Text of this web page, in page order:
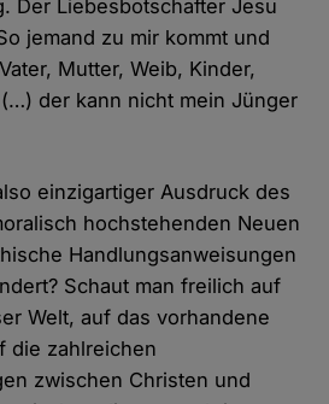
Der Liebesbotschafter Jesu
jemand zu mir kommt und
Mutter, Weib, Kinder,
der kann nicht mein Jünger
einzigartiger Ausdruck des
hochstehenden Neuen
Handlungsanweisungen
Schaut man freilich auf
Welt, auf das vorhandene
die zahlreichen
zwischen Christen und